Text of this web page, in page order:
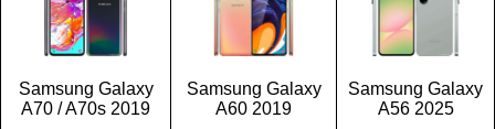
Samsung Galaxy
A70 / A70s 2019
Samsung Galaxy
A60 2019
Samsung Galaxy
A56 2025